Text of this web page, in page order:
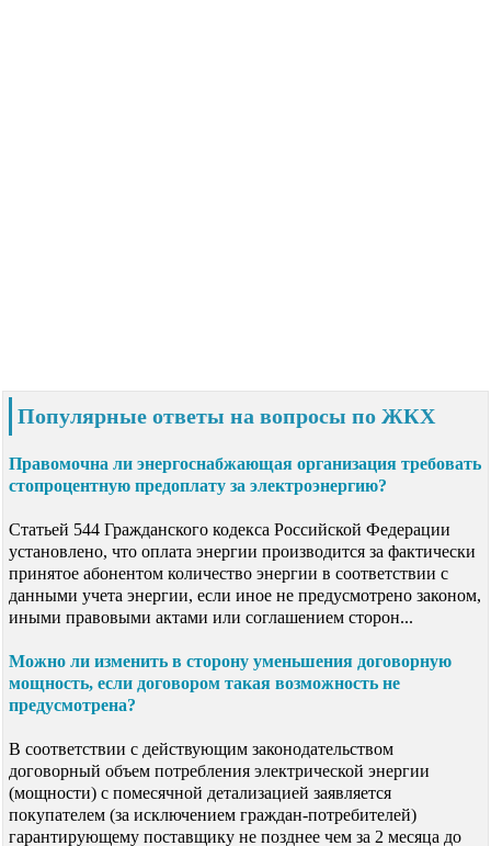
Популярные ответы на вопросы по ЖКХ
Правомочна ли энергоснабжающая организация требовать
стопроцентную предоплату за электроэнергию?
Статьей 544 Гражданского кодекса Российской Федерации
установлено, что оплата энергии производится за фактически
принятое абонентом количество энергии в соответствии с
данными учета энергии, если иное не предусмотрено законом,
иными правовыми актами или соглашением сторон...
Можно ли изменить в сторону уменьшения договорную
мощность, если договором такая возможность не
предусмотрена?
В соответствии с действующим законодательством
договорный объем потребления электрической энергии
(мощности) с помесячной детализацией заявляется
покупателем (за исключением граждан-потребителей)
гарантирующему поставщику не позднее чем за 2 месяца до